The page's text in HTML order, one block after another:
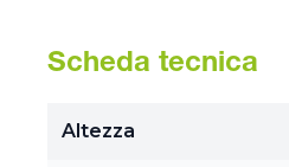
Scheda tecnica
Altezza